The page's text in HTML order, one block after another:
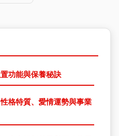
功能與保養秘訣
格特質、愛情運勢與事業